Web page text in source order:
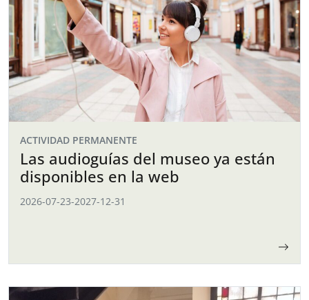
ACTIVIDAD PERMANENTE
Las audioguías del museo ya están
disponibles en la web
2026-07-23-2027-12-31